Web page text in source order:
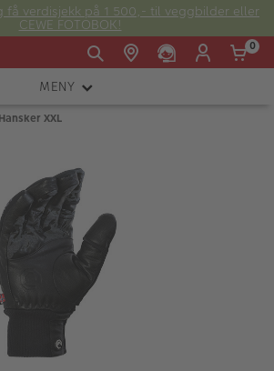
få verdisjekk på 1 500,- til veggbilder eller
CEWE FOTOBOK!
Fre:
E-post:
kundeservice@japanphoto.no
0
MENY
XXL